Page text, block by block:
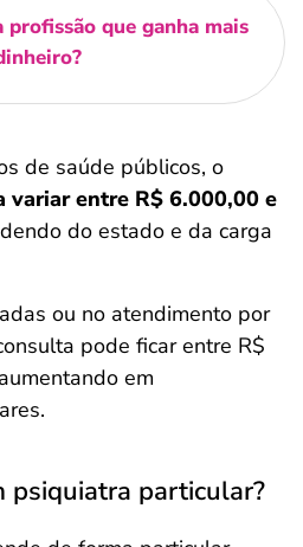
profissão que ganha mais
de saúde públicos, o
variar entre R$ 6.000,00 e
do estado e da carga
ou no atendimento por
pode ficar entre R$
em
psiquiatra particular?